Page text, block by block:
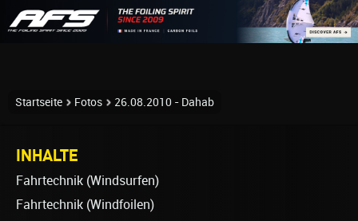
Startseite Fotos 26.08.2010 - Dahab
INHALTE
Fahrtechnik (Windsurfen)
Fahrtechnik (Windfoilen)